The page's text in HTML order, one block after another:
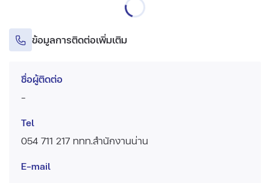
ข้อมูลการติดต่อเพิ่มเติม
ชื่อผู้ติดต่อ
-
Tel
054 711 217 ททท.สำนักงานน่าน
E-mail